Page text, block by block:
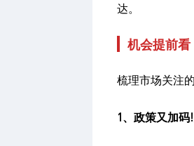
达。
机会提前看
梳理市场关注
1、政策又加